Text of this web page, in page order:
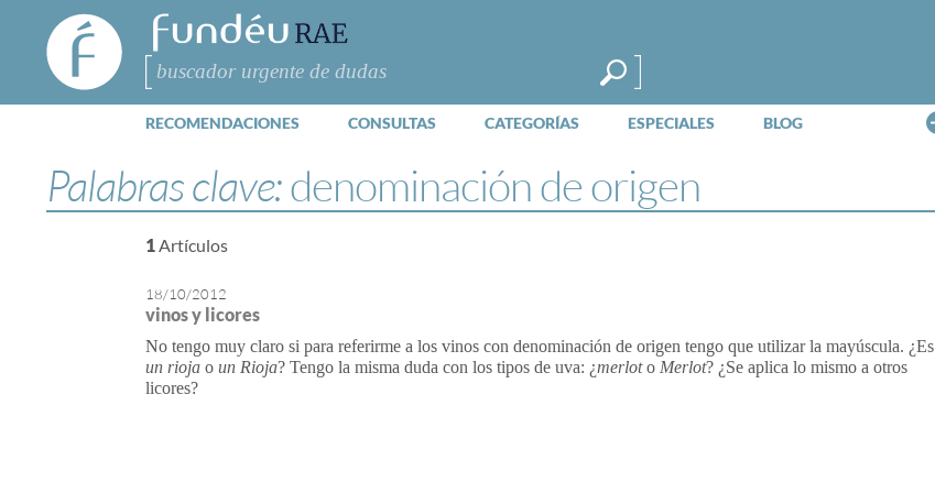
FundéuRAE
- Fundación
del Español
Urgente
Buscar
RECOMENDACIONES CONSULTAS CATEGORÍAS ESPECIALES BLOG
Palabras clave:denominación de origen
1Artículos
18/10/2012
vinos y licores
No tengo muy claro si para referirme a los vinos con denominación de origen tengo que utilizar la mayúscula. ¿Es
un rioja o un Rioja? Tengo la misma duda con los tipos de uva: ¿merloto Merlot? ¿Se aplica lo mismo a otros
licores?